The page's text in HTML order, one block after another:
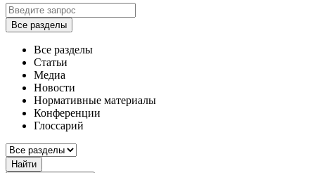
Все разделы
Все разделы
Статьи
Медиа
Новости
Нормативные материалы
Конференции
Глоссарий
Найти